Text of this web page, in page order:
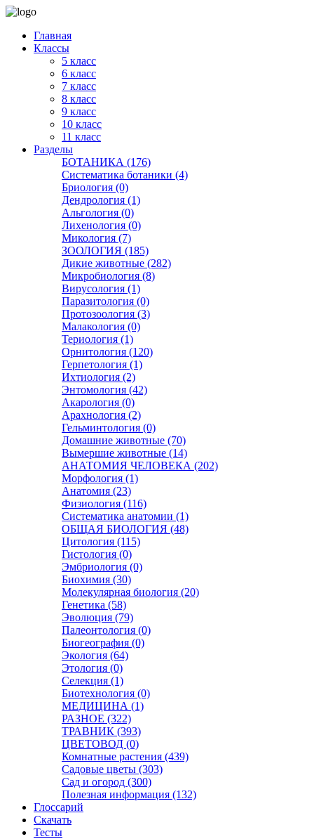
Главная
Классы
5 класс
6 класс
7 класс
8 класс
9 класс
10 класс
11 класс
Разделы
БОТАНИКА (176)
Систематика ботаники (4)
Бриология (0)
Дендрология (1)
Альгология (0)
Лихенология (0)
Микология (7)
ЗООЛОГИЯ (185)
Дикие животные (282)
Микробиология (8)
Вирусология (1)
Паразитология (0)
Протозоология (3)
Малакология (0)
Териология (1)
Орнитология (120)
Герпетология (1)
Ихтиология (2)
Энтомология (42)
Акарология (0)
Арахнология (2)
Гельминтология (0)
Домашние животные (70)
Вымершие животные (14)
АНАТОМИЯ ЧЕЛОВЕКА (202)
Морфология (1)
Анатомия (23)
Физиология (116)
Систематика анатомии (1)
ОБЩАЯ БИОЛОГИЯ (48)
Цитология (115)
Гистология (0)
Эмбриология (0)
Биохимия (30)
Молекулярная биология (20)
Генетика (58)
Эволюция (79)
Палеонтология (0)
Биогеография (0)
Экология (64)
Этология (0)
Селекция (1)
Биотехнология (0)
МЕДИЦИНА (1)
РАЗНОЕ (322)
ТРАВНИК (393)
ЦВЕТОВОД (0)
Комнатные растения (439)
Садовые цветы (303)
Сад и огород (300)
Полезная информация (132)
Глоссарий
Скачать
Тесты